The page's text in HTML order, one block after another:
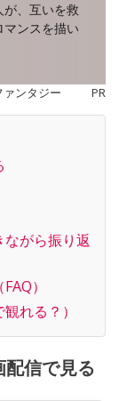
、互いを救
ンスを描い
ァンタジー PR
がら振り返
）
れる？）
信で見る